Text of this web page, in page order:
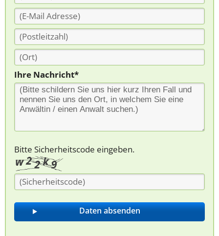
Ihre Nachricht*
Bitte Sicherheitscode eingeben.